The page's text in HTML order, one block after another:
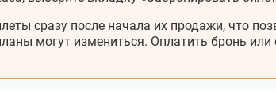
сразу после начала их продажи, что
могут измениться. Оплатить бронь